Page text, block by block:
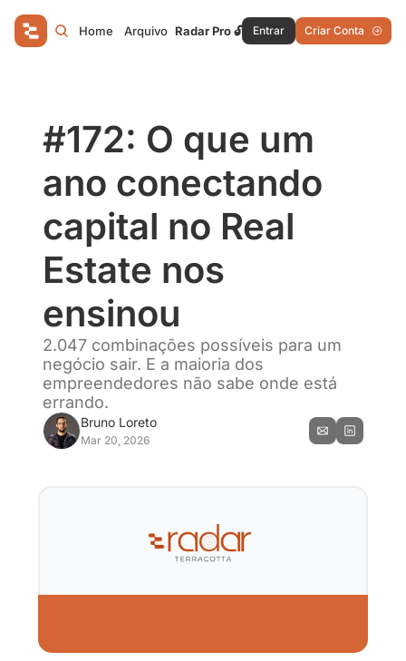
Home Arquivo Radar Pro 🔓 Entrar Criar Conta
#172: O que um
ano conectando
capital no Real
Estate nos
ensinou
2.047 combinações possíveis para um
negócio sair. E a maioria dos
empreendedores não sabe onde está
errando.
Bruno Loreto
Mar 20, 2026